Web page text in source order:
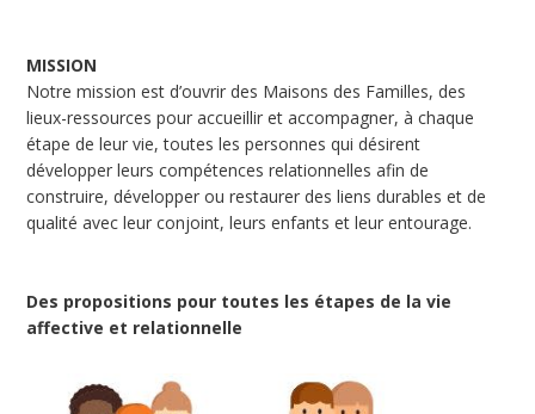
MISSION
Notre mission est d’ouvrir des Maisons des Familles, des
lieux-ressources pour accueillir et accompagner, à chaque
étape de leur vie, toutes les personnes qui désirent
développer leurs compétences relationnelles afin de
construire, développer ou restaurer des liens durables et de
qualité avec leur conjoint, leurs enfants et leur entourage.
Des propositions pour toutes les étapes de la vie
affective et relationnelle